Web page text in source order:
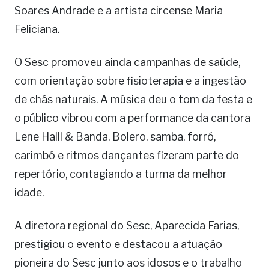
Soares Andrade e a artista circense Maria
Feliciana.
O Sesc promoveu ainda campanhas de saúde,
com orientação sobre fisioterapia e a ingestão
de chás naturais. A música deu o tom da festa e
o público vibrou com a performance da cantora
Lene Halll & Banda. Bolero, samba, forró,
carimbó e ritmos dançantes fizeram parte do
repertório, contagiando a turma da melhor
idade.
A diretora regional do Sesc, Aparecida Farias,
prestigiou o evento e destacou a atuação
pioneira do Sesc junto aos idosos e o trabalho